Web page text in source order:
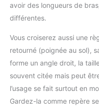
avoir des longueurs de
différentes.
Vous croiserez aussi une
retourné (poignée au sol),
forme un angle droit, la
souvent citée mais peut
l’usage se fait surtout en
Gardez-la comme repère